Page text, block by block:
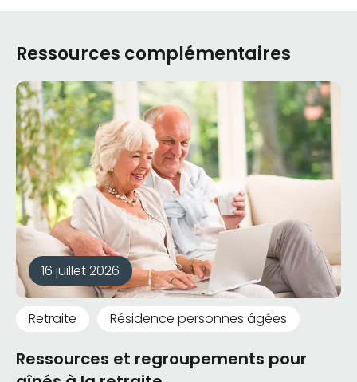
Ressources complémentaires
16 juillet 2026
Retraite Résidence personnes âgées
Ressources et regroupements pour